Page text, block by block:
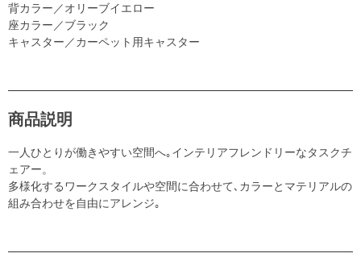
背カラー／オリーブイエロー
座カラー／ブラック
キャスター／カーペット用キャスター
商品説明
一人ひとりが働きやすい空間へ｡インテリアフレンドリーなタスクチ
ェアー。
多様化するワークスタイルや空間に合わせて､カラーとマテリアルの
組み合わせを自由にアレンジ｡